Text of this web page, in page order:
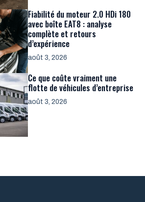
Fiabilité du moteur 2.0 HDi 180
avec boîte EAT8 : analyse
complète et retours
d’expérience
août 3, 2026
Ce que coûte vraiment une
flotte de véhicules d’entreprise
août 3, 2026